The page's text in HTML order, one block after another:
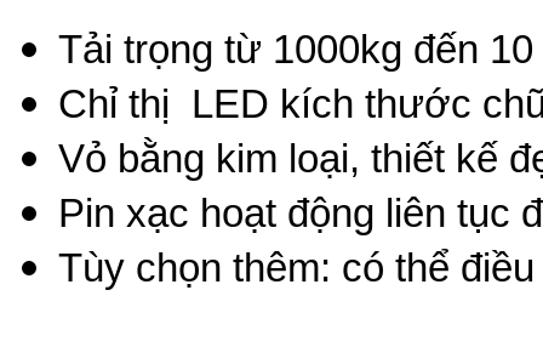
Tải trọng từ 1000kg đến
Chỉ thị LED kích thước
Vỏ bằng kim loại, thiết kế
Pin xạc hoạt động liên tục
Tùy chọn thêm: có thể